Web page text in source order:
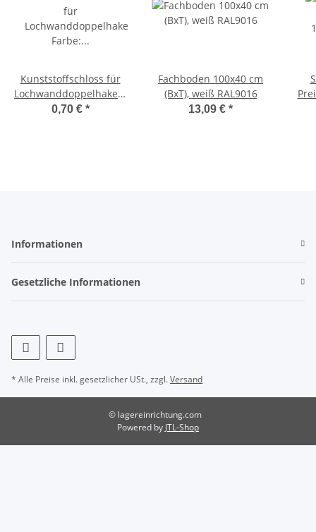
Kunststoffschloss für
Lochwanddoppelhaken,
Farbe: weiß
0,70 € *
Fachboden 100x40 cm
(BxT), weiß RAL9016
13,09 € *
Informationen
Gesetzliche Informationen
* Alle Preise inkl. gesetzlicher USt., zzgl.Versand
© lagereinrichtung.com
Powered by JTL-Shop